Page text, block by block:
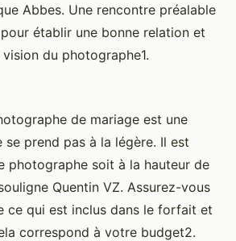
Abbes. Une rencontre préalable
établir une bonne relation et
du photographe1.
de mariage est une
se prend pas à la légère. Il est
photographe soit à la hauteur de
Quentin VZ. Assurez-vous
ce qui est inclus dans le forfait et
correspond à votre budget2.